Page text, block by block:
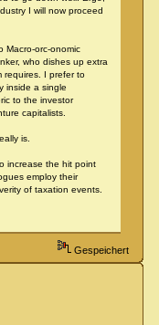
I will now proceed
Macro-orc-onomic
who dishes up extra
requires. I prefer to
inside a single
to the investor
capitalists.
is.
increase the hit point
employ their
of taxation events.
Gespeichert